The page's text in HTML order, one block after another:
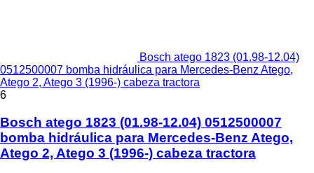
Bosch atego 1823 (01.98-12.04)
0512500007 bomba hidráulica para Mercedes-Benz Atego,
Atego 2, Atego 3 (1996-) cabeza tractora
6
Bosch atego 1823 (01.98-12.04) 0512500007
bomba hidráulica para Mercedes-Benz Atego,
Atego 2, Atego 3 (1996-) cabeza tractora